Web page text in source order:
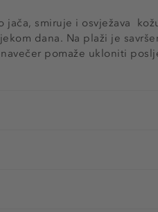
smiruje i osvježava
dana. Na plaži je
pomaže ukloniti